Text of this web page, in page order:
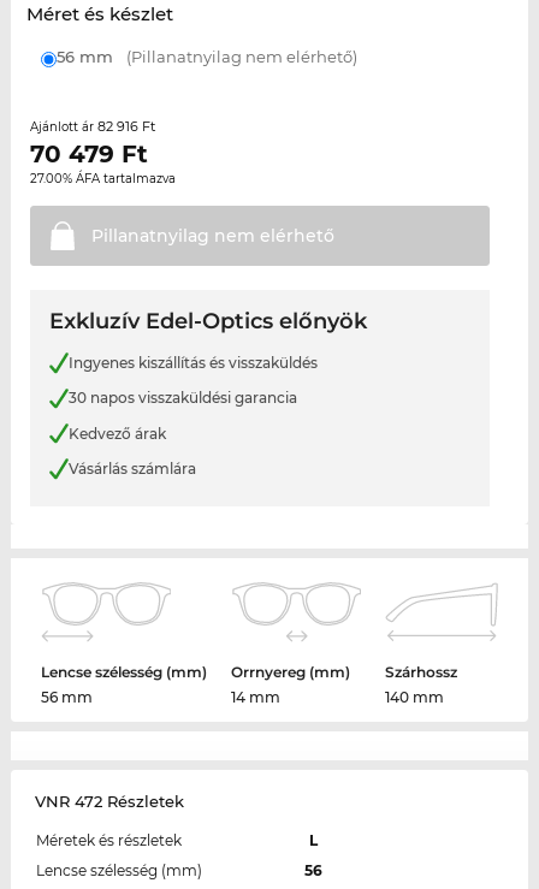
Méret és készlet
56 mm (Pillanatnyilag nem elérhető)
Ajánlott ár 82 916 Ft
70 479 Ft
27.00% ÁFA tartalmazva
Pillanatnyilag nem elérhető
Exkluzív Edel-Optics előnyök
Ingyenes kiszállítás és visszaküldés
30 napos visszaküldési garancia
Kedvező árak
Vásárlás számlára
Lencse szélesség (mm)
56 mm
Orrnyereg (mm)
14 mm
Szárhossz
140 mm
VNR 472 Részletek
Méretek és részletek
L
Lencse szélesség (mm)
56